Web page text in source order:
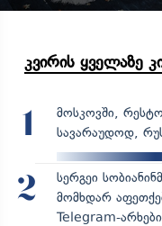
კვირის ყველაზე
1
მოსკოვში,
სავარაუდოდ,
2
სერგეი
მომხდარ
Telegram-